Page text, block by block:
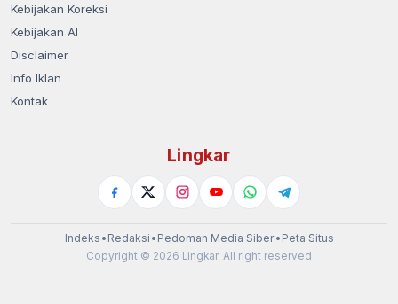
Kebijakan Koreksi
Kebijakan AI
Disclaimer
Info Iklan
Kontak
Lingkar
Indeks • Redaksi • Pedoman Media Siber• Peta Situs
Copyright © 2026 Lingkar. All right reserved